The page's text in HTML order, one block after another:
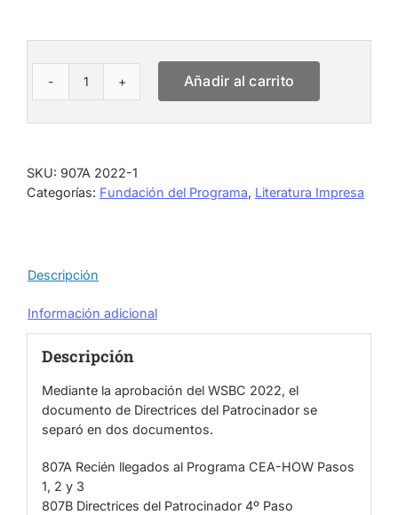
Recién
al
CEA-
HOW
y
3
(Edición
2022)
Añadir al carrito
SKU: 907A 2022-1
Categorías: Fundación del Programa, Literatura Impresa
Descripción
Información adicional
Descripción
Mediante la aprobación del WSBC 2022, el
documento de Directrices del Patrocinador se
separó en dos documentos.
807A Recién llegados al Programa CEA-HOW Pasos
1, 2 y 3
807B Directrices del Patrocinador 4º Paso